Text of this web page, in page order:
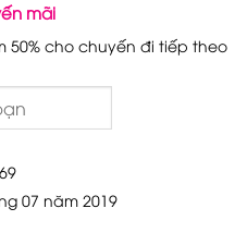
mãi
50% cho chuyến đi tiếp theo
07 năm 2019